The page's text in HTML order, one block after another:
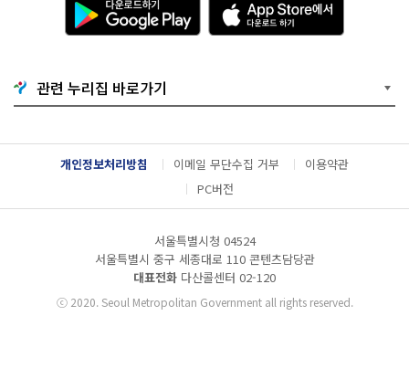
운
로
기
G
o
g
l
e
l
p
p
e
서
다
운
드
관련 누리집 바로가기
개인정보처리방침 이메일 무단수집 거부
이용약관
PC버전
서울특별시청 04524
서울특별시 중구 세종대로 110 콘텐츠담당관
대표전화 다산콜센터 02-120
ⓒ2020. Seoul Metropolitan Government all rights reserved.